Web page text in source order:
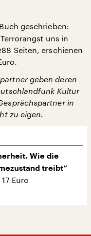
geschrieben:
uns in
Seiten, erschienen
geben deren
Kultur
in
zu eigen.
Wie die
treibt“
Euro